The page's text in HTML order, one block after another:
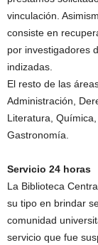
vinculación.
consiste en
por investigadores
indizadas.
El resto de las
Administración,
Literatura,
Gastronomía.
Servicio 24 horas
La Biblioteca
su tipo en brindar
comunidad
servicio que fue